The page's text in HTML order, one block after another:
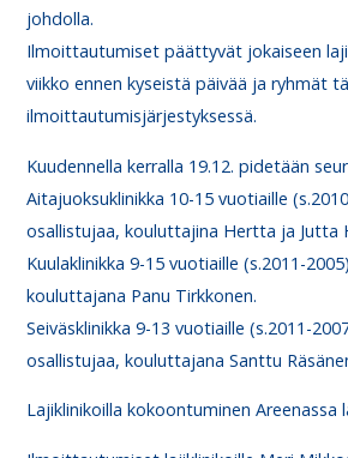
johdolla.
Ilmoittautumiset päättyvät jokaiseen
viikko ennen kyseistä päivää ja ryhmät
ilmoittautumisjärjestyksessä.
Kuudennella kerralla 19.12. pidetään
Aitajuoksuklinikka 10-15 vuotiaille
osallistujaa, kouluttajina Hertta ja Jutta
Kuulaklinikka 9-15 vuotiaille (s.2011-
kouluttajana Panu Tirkkonen.
Seiväsklinikka 9-13 vuotiaille (s.2011-
osallistujaa, kouluttajana Santtu
Lajiklinikoilla kokoontuminen Areenassa